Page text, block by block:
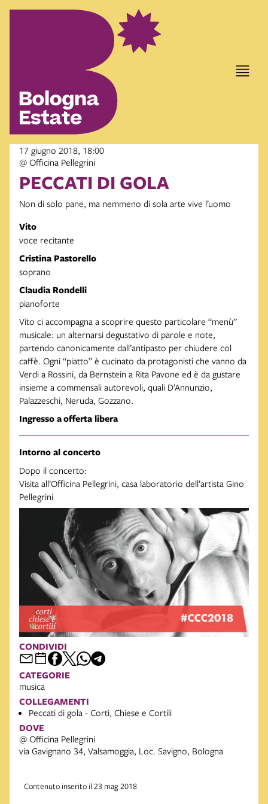
17 giugno 2018, 18:00
@ Officina Pellegrini
PECCATI DI GOLA
Non di solo pane, ma nemmeno di sola arte vive l’uomo
Vito
voce recitante
Cristina Pastorello
soprano
Claudia Rondelli
pianoforte
Vito ci accompagna a scoprire questo particolare “menù”
musicale: un alternarsi degustativo di parole e note,
partendo canonicamente dall’antipasto per chiudere col
caffè. Ogni “piatto” è cucinato da protagonisti che vanno da
Verdi a Rossini, da Bernstein a Rita Pavone ed è da gustare
insieme a commensali autorevoli, quali D’Annunzio,
Palazzeschi, Neruda, Gozzano.
Ingresso a offerta libera
Intorno al concerto
Dopo il concerto:
Visita all’Officina Pellegrini, casa laboratorio dell’artista Gino
Pellegrini
CONDIVIDI
CATEGORIE
musica
COLLEGAMENTI
Peccati di gola - Corti, Chiese e Cortili
DOVE
@ Officina Pellegrini
via Gavignano 34, Valsamoggia, Loc. Savigno, Bologna
Contenuto inserito il 23 mag 2018